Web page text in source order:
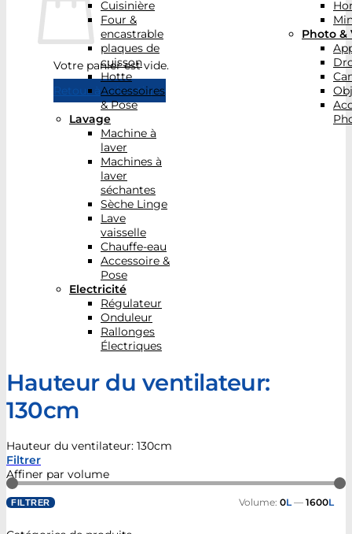
Votre panier est vide.
Retour à la boutique
Cuisinière
Four &
encastrable
plaques de
cuisson
Hotte
Accessoires
& Pose
Lavage
Machine à
laver
Machines à
laver
séchantes
Sèche Linge
Lave
vaisselle
Chauffe-eau
Accessoire &
Pose
Electricité
Régulateur
Onduleur
Rallonges
Électriques
Photo &
Hauteur du ventilateur:
130cm
Hauteur du ventilateur: 130cm
Filtrer
Affiner par volume
FILTRER Volume: 0L — 1600L